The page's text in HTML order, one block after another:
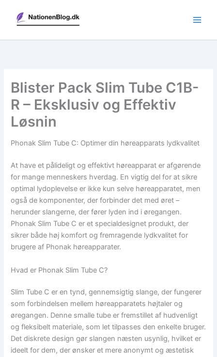
indholdet
Blister Pack Slim Tube C1B-
R – Eksklusiv og Effektiv
Løsnin
Phonak Slim Tube C: Optimer din høreapparats lydkvalitet
At have et pålideligt og effektivt høreapparat er afgørende
for mange menneskers hverdag. En vigtig del for at sikre
optimal lydoplevelse er ikke kun selve høreapparatet, men
også de komponenter, der forbinder det med øret –
herunder slangerne, der fører lyden ind i øregangen.
Phonak Slim Tube C er et specialdesignet produkt, der
sikrer både høj komfort og fremragende lydkvalitet for
brugere af Phonak høreapparater.
Hvad er Phonak Slim Tube C?
Slim Tube C er en tynd, gennemsigtig slange, der fungerer
som forbindelsen mellem høreapparatets højtaler og
øregangen. Denne smalle tube er fremstillet af hudvenligt
og fleksibelt materiale, som let tilpasses den enkelte bruger.
Det diskrete design gør slangen næsten usynlig, hvilket er
ideelt for dem, der ønsker et mere anonymt og æstetisk